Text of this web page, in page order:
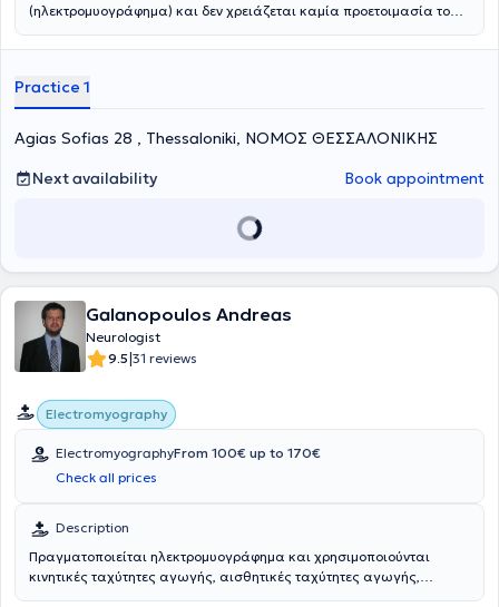
(ηλεκτρομυογράφημα) και δεν χρειάζεται καμία προετοιμασία του
παθήσεων του νευρικού συστήματος.
Practice 1
Agias Sofias 28 , Thessaloniki, ΝΟΜΟΣ ΘΕΣΣΑΛΟΝΙΚΗΣ
Next availability
Book appointment
Galanopoulos Andreas
Neurologist
9.5|31 reviews
Electromyography
ElectromyographyFrom 100€ up to 170€
Check all prices
Description
Πραγματοποιείται ηλεκτρομυογράφημα και χρησιμοποιούνται
κινητικές ταχύτητες αγωγής, αισθητικές ταχύτητες αγωγής,